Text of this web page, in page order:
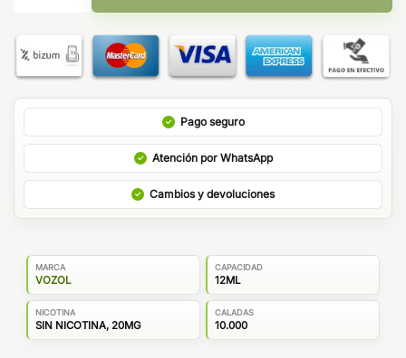
Pago seguro
Atención por WhatsApp
Cambios y devoluciones
MARCA
VOZOL
CAPACIDAD
12ML
NICOTINA
SIN NICOTINA, 20MG
CALADAS
10.000